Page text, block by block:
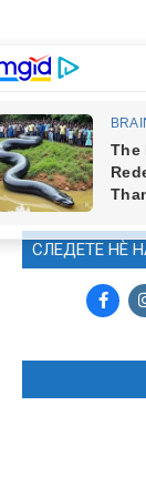
СЛЕДЕТЕ НЀ